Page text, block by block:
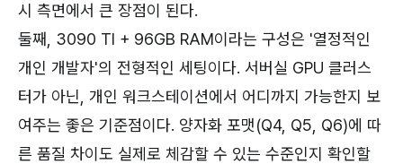
시 측면에서 큰 장점이 된다.
둘째, 3090 TI + 96GB RAM이라는 구성은 '열정적인
개인 개발자'의 전형적인 세팅이다. 서버실 GPU 클러스
터가 아닌, 개인 워크스테이션에서 어디까지 가능한지 보
여주는 좋은 기준점이다. 양자화 포맷(Q4, Q5, Q6)에 따
른 품질 차이도 실제로 체감할 수 있는 수준인지 확인할